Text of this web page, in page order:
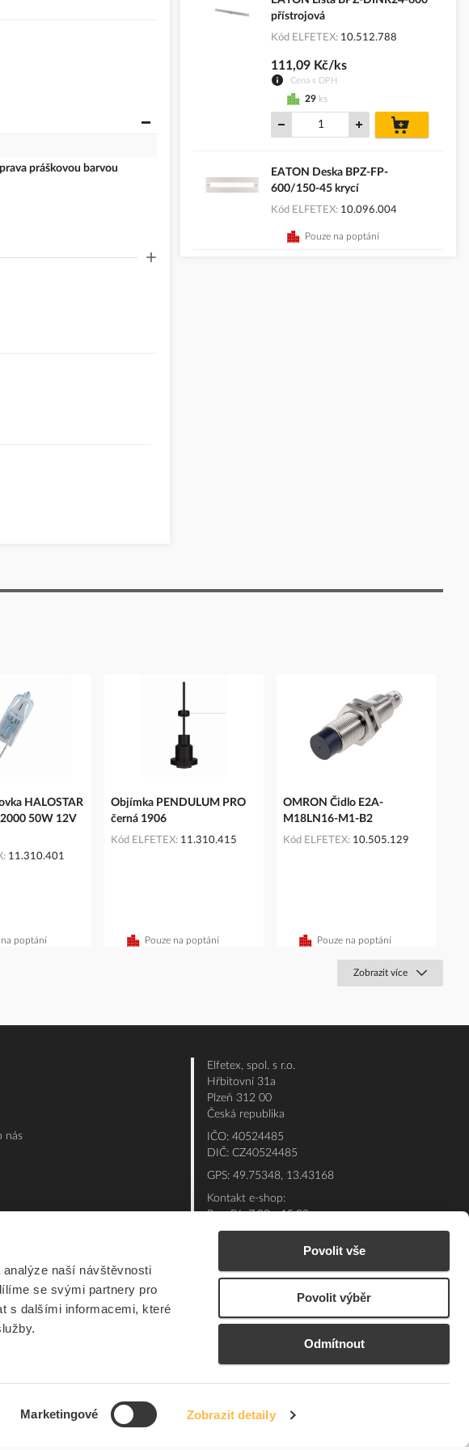
naší návštěvnosti
se svými partnery pro
s dalšími informacemi, které
Marketingové Zobrazit detaily
Povolit vše
Povolit výběr
Odmítnout
práškovou barvou
+
přístrojová
Kód ELFETEX 10.512.788
Cena s DPH
111,09 Kč/ks
29 ks
košíku
EATON Deska BPZ-FP-
600/150-45 krycí
Kód ELFETEX 10.096.004
Pouze na poptání
HALOSTAR
50W 12V
11.310.401
na poptání
Objímka PENDULUM PRO
černá 1906
Kód ELFETEX 11.310.415
Pouze na poptání
OMRON Čidlo E2A-
M18LN16-M1-B2
Kód ELFETEX 10.505.129
Pouze na poptání
Zobrazit více
nás
Elfetex, spol. s r.o.
Hřbitovní 31a
Plzeň 312 00
Česká republika
IČO: 40524485
DIČ: CZ40524485
GPS: 49.75348, 13.43168
Kontakt e-shop:
Po - Pá: 7:00 - 15:30
E-mail:eshop@elfetex.cz